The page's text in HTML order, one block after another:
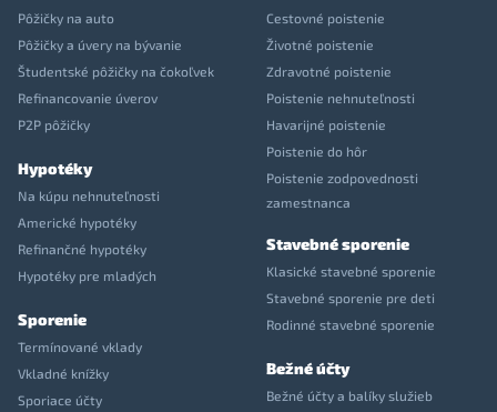
Pôžičky na auto
Pôžičky a úvery na bývanie
Študentské pôžičky na čokoľvek
Refinancovanie úverov
P2P pôžičky
Hypotéky
Na kúpu nehnuteľnosti
Americké hypotéky
Refinančné hypotéky
Hypotéky pre mladých
Sporenie
Termínované vklady
Vkladné knížky
Sporiace účty
Cestovné poistenie
Životné poistenie
Zdravotné poistenie
Poistenie nehnuteľnosti
Havarijné poistenie
Poistenie do hôr
Poistenie zodpovednosti
zamestnanca
Stavebné sporenie
Klasické stavebné sporenie
Stavebné sporenie pre deti
Rodinné stavebné sporenie
Bežné účty
Bežné účty a balíky služieb